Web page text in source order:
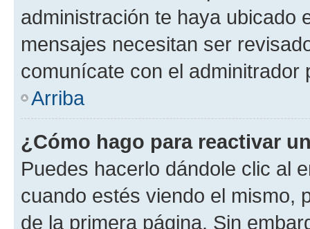
administración te haya ubicado
mensajes necesitan ser
comunícate con el
Arriba
¿Cómo hago para reactivar
Puedes hacerlo dándole clic al
cuando estés viendo el mismo,
de la primera página. Sin